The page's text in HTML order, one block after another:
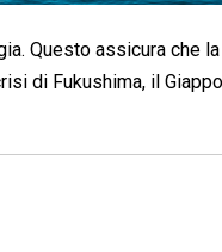
Questo assicura che
di Fukushima, il